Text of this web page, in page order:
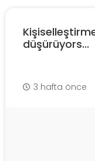
düşürüyors...
3 hafta önce